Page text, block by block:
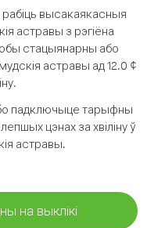
высакаякасныя
астравы з рэгіёна
стацыянарны або
астравы ад 12.0 ¢
падключыце тарыфны
цэнах за хвіліну ў
астравы.
на выклікі